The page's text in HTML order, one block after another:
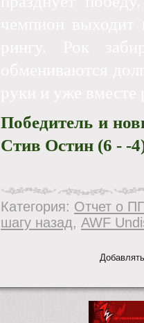
Победитель и
Стив Остин (6 - -
Категория: Отчет о
шагу назад, AWF